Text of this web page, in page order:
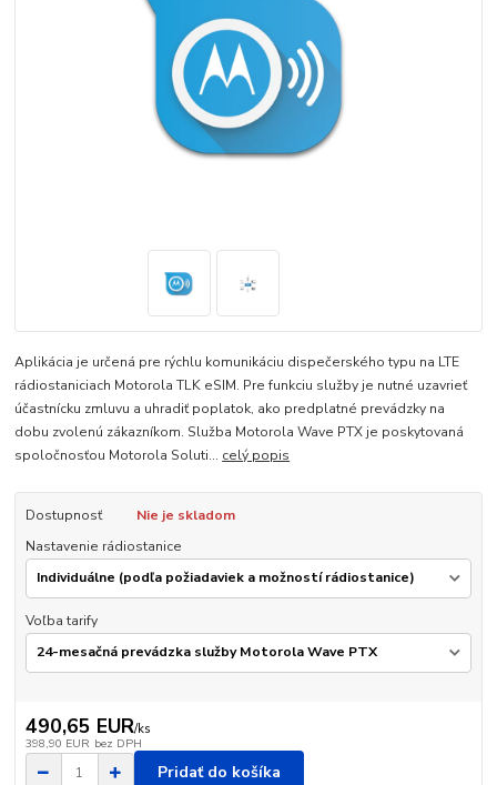
Aplikácia je určená pre rýchlu komunikáciu dispečerského typu na LTE
rádiostaniciach Motorola TLK eSIM. Pre funkciu služby je nutné uzavrieť
účastnícku zmluvu a uhradiť poplatok, ako predplatné prevádzky na
dobu zvolenú zákazníkom. Služba Motorola Wave PTX je poskytovaná
spoločnosťou Motorola Soluti... celý popis
Dostupnosť
Nie je skladom
Nastavenie rádiostanice
Voľba tarify
490,65 EUR/ks
398,90 EUR bez DPH
Pridať do košíka